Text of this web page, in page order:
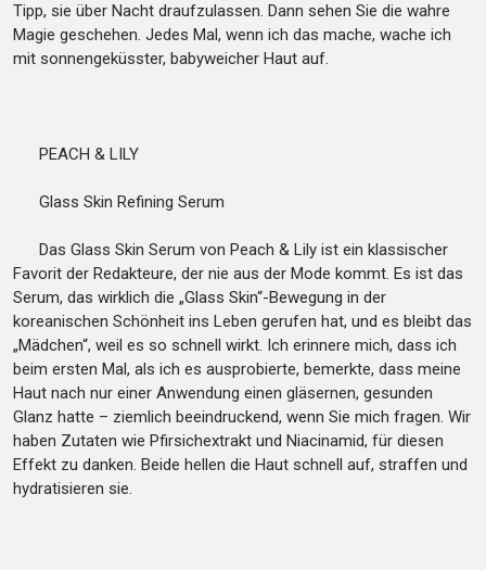
Tipp, sie über Nacht draufzulassen. Dann sehen Sie die wahre
Magie geschehen. Jedes Mal, wenn ich das mache, wache ich
mit sonnengeküsster, babyweicher Haut auf.
PEACH & LILY
Glass Skin Refining Serum
Das Glass Skin Serum von Peach & Lily ist ein klassischer
Favorit der Redakteure, der nie aus der Mode kommt. Es ist das
Serum, das wirklich die „Glass Skin“-Bewegung in der
koreanischen Schönheit ins Leben gerufen hat, und es bleibt das
„Mädchen“, weil es so schnell wirkt. Ich erinnere mich, dass ich
beim ersten Mal, als ich es ausprobierte, bemerkte, dass meine
Haut nach nur einer Anwendung einen gläsernen, gesunden
Glanz hatte – ziemlich beeindruckend, wenn Sie mich fragen. Wir
haben Zutaten wie Pfirsichextrakt und Niacinamid, für diesen
Effekt zu danken. Beide hellen die Haut schnell auf, straffen und
hydratisieren sie.